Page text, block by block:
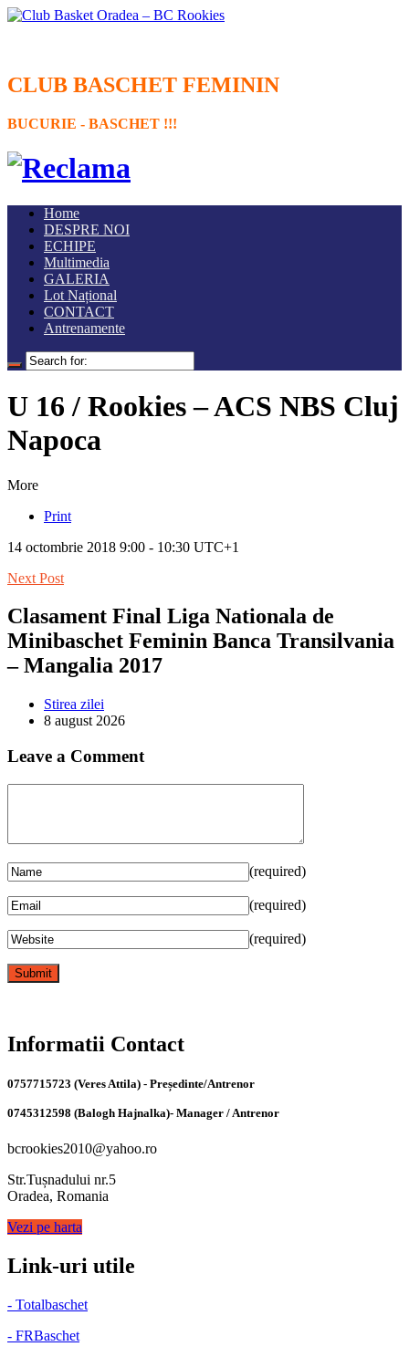
CLUB BASCHET FEMININ
BUCURIE - BASCHET !!!
Home
DESPRE NOI
ECHIPE
Multimedia
GALERIA
Lot Național
CONTACT
Antrenamente
U 16 / Rookies – ACS NBS Cluj
Napoca
More
Print
14 octombrie 2018 9:00 - 10:30 UTC+1
Next Post
Clasament Final Liga Nationala de
Minibaschet Feminin Banca Transilvania
– Mangalia 2017
Stirea zilei
8 august 2026
Leave a Comment
(required)
(required)
(required)
Informatii Contact
0757715723 (Veres Attila) - Președinte/Antrenor
0745312598 (Balogh Hajnalka)- Manager / Antrenor
bcrookies2010@yahoo.ro
Str.Tușnadului nr.5
Oradea, Romania
Vezi pe harta
Link-uri utile
- Totalbaschet
- FRBaschet